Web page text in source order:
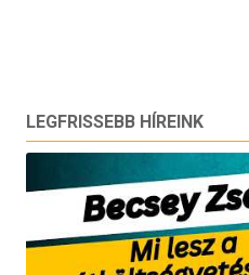
LEGFRISSEBB HÍREINK